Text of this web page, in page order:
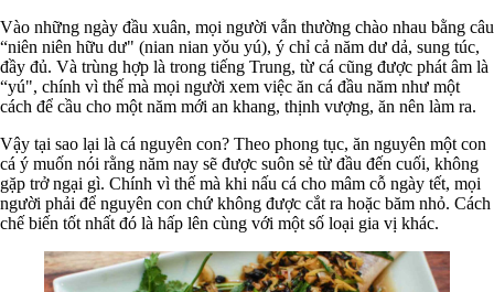
Vào những ngày đầu xuân, mọi người vẫn thường chào nhau bằng câu
“niên niên hữu dư" (nian nian yǒu yú), ý chỉ cả năm dư dả, sung túc,
đầy đủ. Và trùng hợp là trong tiếng Trung, từ cá cũng được phát âm là
“yú", chính vì thế mà mọi người xem việc ăn cá đầu năm như một
cách để cầu cho một năm mới an khang, thịnh vượng, ăn nên làm ra.
Vậy tại sao lại là cá nguyên con? Theo phong tục, ăn nguyên một con
cá ý muốn nói rằng năm nay sẽ được suôn sẻ từ đầu đến cuối, không
gặp trở ngại gì. Chính vì thế mà khi nấu cá cho mâm cỗ ngày tết, mọi
người phải để nguyên con chứ không được cắt ra hoặc băm nhỏ. Cách
chế biến tốt nhất đó là hấp lên cùng với một số loại gia vị khác.